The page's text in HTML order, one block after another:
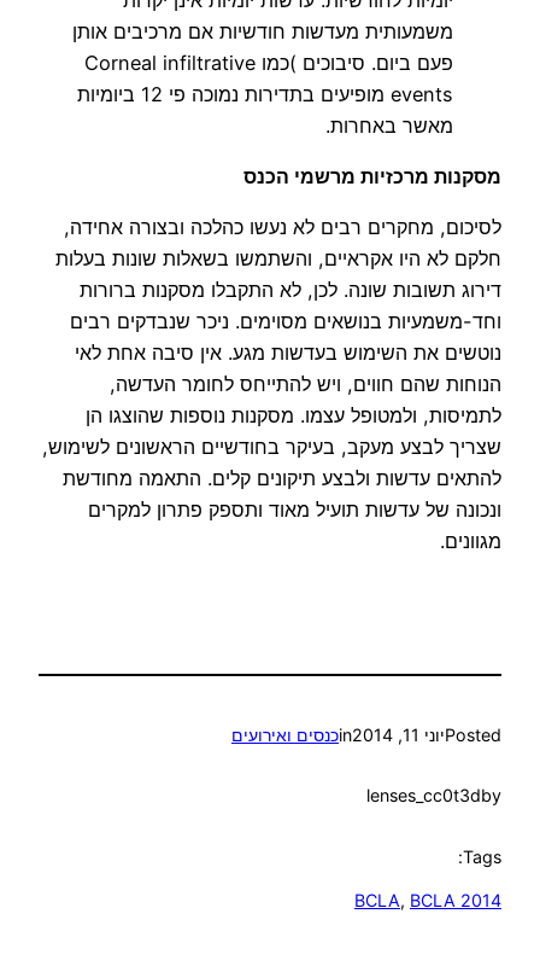
משמעותית מעדשות חודשיות אם מרכיבים אותן
פעם ביום. סיבוכים )כמו Corneal infiltrative
events מופיעים בתדירות נמוכה פי 12 ביומיות
מאשר באחרות.
מסקנות מרכזיות מרשמי הכנס
לסיכום, מחקרים רבים לא נעשו כהלכה ובצורה אחידה,
חלקם לא היו אקראיים, והשתמשו בשאלות שונות בעלות
דירוג תשובות שונה. לכן, לא התקבלו מסקנות ברורות
וחד-משמעיות בנושאים מסוימים. ניכר שנבדקים רבים
נוטשים את השימוש בעדשות מגע. אין סיבה אחת לאי
הנוחות שהם חווים, ויש להתייחס לחומר העדשה,
לתמיסות, ולמטופל עצמו. מסקנות נוספות שהוצגו הן
שצריך לבצע מעקב, בעיקר בחודשיים הראשונים לשימוש,
להתאים עדשות ולבצע תיקונים קלים. התאמה מחודשת
ונכונה של עדשות תועיל מאוד ותספק פתרון למקרים
מגוונים.
Postedיוני 11, 2014 inכנסים ואירועים
by
lenses_cc0t3d
Tags:
BCLA, BCLA 2014